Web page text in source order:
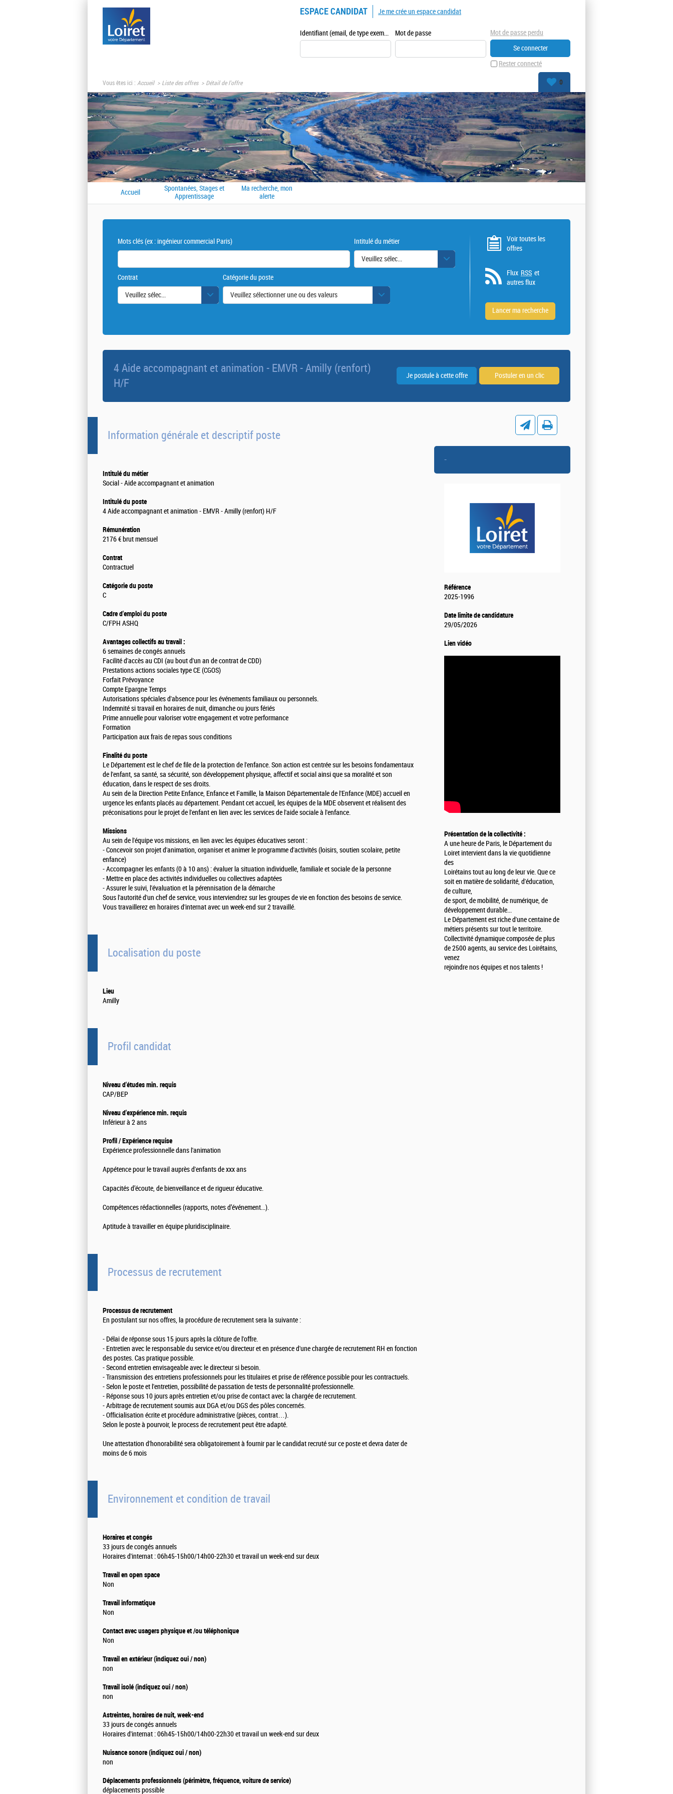
ESPACE CANDIDAT
Identifiant (email, de type exemple@exemple.fr) Mot de passe
Rester connecté
Mot de passe perdu
Je me crée un espace candidat
Vous êtes ici : Accueil Liste des offres Détail de l'offre 0
Accueil
Spontanées, Stages et
Apprentissage
Ma recherche, mon
alerte
Mots clés(ex : ingénieur commercial Paris) Intitulé du métier
Veuillez sélectionner une ou des valeurs
Contrat
Veuillez sélectionner une ou des valeurs
Catégorie du poste
Veuillez sélectionner une ou des valeurs
Voir toutes les
offres
Flux RSS et
autres flux
4 Aide accompagnant et animation - EMVR - Amilly (renfort)
H/F
Information générale et descriptif poste
Intitulé du métier
Social - Aide accompagnant et animation
Intitulé du poste
4 Aide accompagnant et animation - EMVR - Amilly (renfort) H/F
Rémunération
2176 € brut mensuel
Contrat
Contractuel
Catégorie du poste
C
Cadre d'emploi du poste
C/FPH ASHQ
Avantages collectifs au travail :
6 semaines de congés annuels
Facilité d'accès au CDI (au bout d'un an de contrat de CDD)
Prestations actions sociales type CE (CGOS)
Forfait Prévoyance
Compte Epargne Temps
Autorisations spéciales d'absence pour les événements familiaux ou personnels.
Indemnité si travail en horaires de nuit, dimanche ou jours fériés
Prime annuelle pour valoriser votre engagement et votre performance
Formation
Participation aux frais de repas sous conditions
Finalité du poste
Le Département est le chef de file de la protection de l'enfance. Son action est centrée sur les besoins fondamentaux
de l'enfant, sa santé, sa sécurité, son développement physique, affectif et social ainsi que sa moralité et son
éducation, dans le respect de ses droits.
Au sein de la Direction Petite Enfance, Enfance et Famille, la Maison Départementale de l'Enfance (MDE) accueil en
urgence les enfants placés au département. Pendant cet accueil, les équipes de la MDE observent et réalisent des
préconisations pour le projet de l'enfant en lien avec les services de l'aide sociale à l'enfance.
Missions
Au sein de l'équipe vos missions, en lien avec les équipes éducatives seront :
- Concevoir son projet d'animation, organiser et animer le programme d'activités (loisirs, soutien scolaire, petite
enfance)
- Accompagner les enfants (0 à 10 ans) : évaluer la situation individuelle, familiale et sociale de la personne
- Mettre en place des activités individuelles ou collectives adaptées
- Assurer le suivi, l'évaluation et la pérennisation de la démarche
Sous l'autorité d'un chef de service, vous interviendrez sur les groupes de vie en fonction des besoins de service.
Vous travaillerez en horaires d'internat avec un week-end sur 2 travaillé.
Localisation du poste
Lieu
Amilly
Profil candidat
Niveau d'études min. requis
CAP/BEP
Niveau d'expérience min. requis
Inférieur à 2 ans
Profil / Expérience requise
Expérience professionnelle dans l'animation
Appétence pour le travail auprès d'enfants de xxx ans
Capacités d’écoute, de bienveillance et de rigueur éducative.
Compétences rédactionnelles (rapports, notes d’événement...).
Aptitude à travailler en équipe pluridisciplinaire.
Processus de recrutement
Processus de recrutement
En postulant sur nos offres, la procédure de recrutement sera la suivante :
- Délai de réponse sous 15 jours après la clôture de l'offre.
- Entretien avec le responsable du service et/ou directeur et en présence d'une chargée de recrutement RH en fonction
des postes. Cas pratique possible.
- Second entretien envisageable avec le directeur si besoin.
- Transmission des entretiens professionnels pour les titulaires et prise de référence possible pour les contractuels.
- Selon le poste et l'entretien, possibilité de passation de tests de personnalité professionnelle.
- Réponse sous 10 jours après entretien et/ou prise de contact avec la chargée de recrutement.
- Arbitrage de recrutement soumis aux DGA et/ou DGS des pôles concernés.
- Officialisation écrite et procédure administrative (pièces, contrat…).
Selon le poste à pourvoir, le process de recrutement peut être adapté.
Une attestation d'honorabilité sera obligatoirement à fournir par le candidat recruté sur ce poste et devra dater de
moins de 6 mois
Environnement et condition de travail
Horaires et congés
33 jours de congés annuels
Horaires d'internat : 06h45-15h00/14h00-22h30 et travail un week-end sur deux
Travail en open space
Non
Travail informatique
Non
Contact avec usagers physique et /ou téléphonique
Non
Travail en extérieur (indiquez oui / non)
non
Travail isolé (indiquez oui / non)
non
Astreintes, horaires de nuit, week-end
33 jours de congés annuels
Horaires d'internat : 06h45-15h00/14h00-22h30 et travail un week-end sur deux
Nuisance sonore (indiquez oui / non)
non
Déplacements professionnels (périmètre, fréquence, voiture de service)
déplacements possible
-
Référence
2025-1996
Date limite de candidature
29/05/2026
Lien vidéo
Présentation de la collectivité :
A une heure de Paris, le Département du
Loiret intervient dans la vie quotidienne
des
Loirétains tout au long de leur vie. Que ce
soit en matière de solidarité, d'éducation,
de culture,
de sport, de mobilité, de numérique, de
développement durable...
Le Département est riche d'une centaine de
métiers présents sur tout le territoire.
Collectivité dynamique composée de plus
de 2500 agents, au service des Loirétains,
venez
rejoindre nos équipes et nos talents !